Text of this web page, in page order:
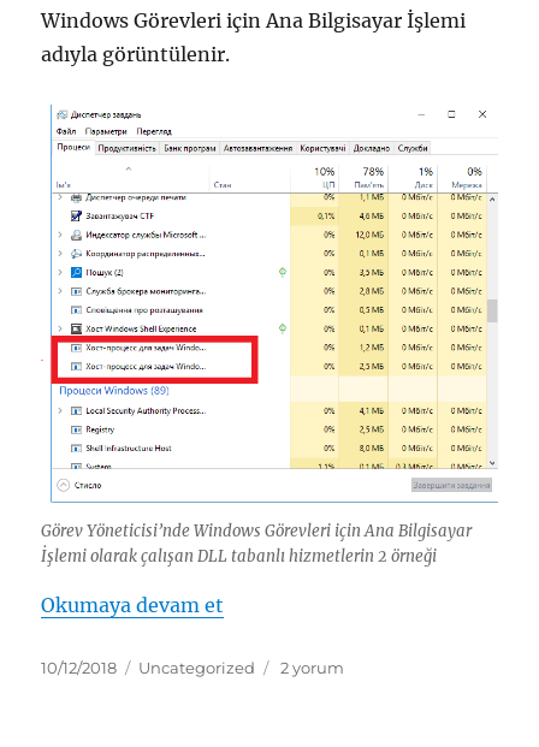
Windows Görevleri için Ana Bilgisayar İşlemi
adıyla görüntülenir.
Görev Yöneticisi’nde Windows Görevleri için Ana Bilgisayar
İşlemi olarak çalışan DLL tabanlı hizmetlerin 2 örneği
Okumaya devam et
Yayın
10/12/2018 Kategoriler
Uncategorized
taskhostw.exe
2 yorum